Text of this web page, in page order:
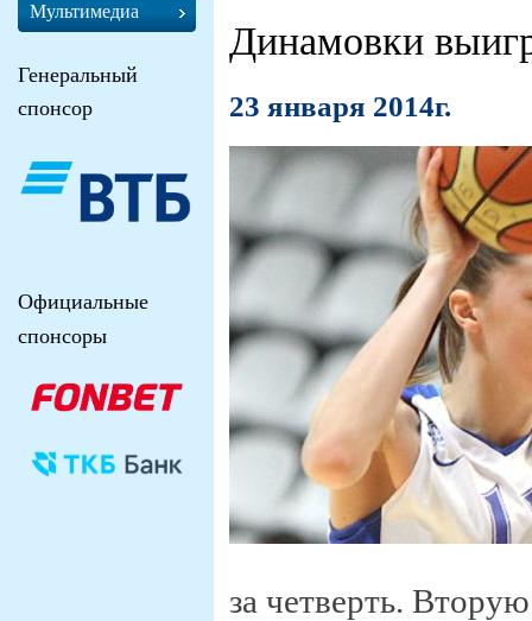
Динамовки
23 января 2014г.
за четверть.
Мультимедиа
Генеральный
спонсор
Официальные
спонсоры